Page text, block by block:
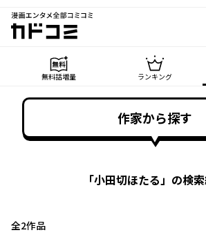
漫画エンタメ全部コミコミ
カドコミ
無料話増量 ランキング
作家から探す
「小田切ほたる」の検
全2作品